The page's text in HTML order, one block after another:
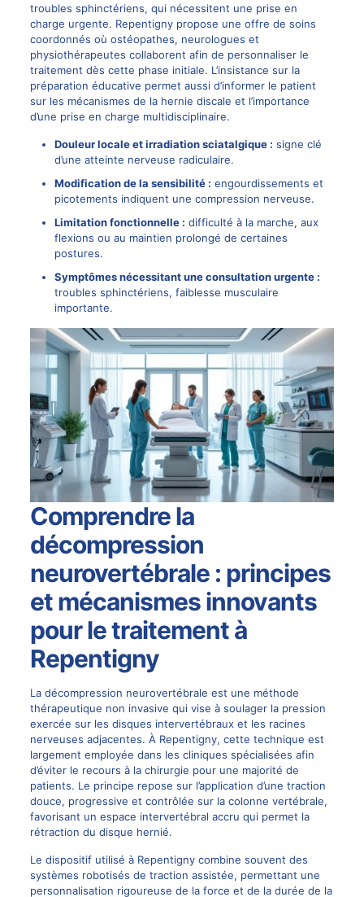
troubles sphinctériens, qui nécessitent une prise en
charge urgente. Repentigny propose une offre de soins
coordonnés où ostéopathes, neurologues et
physiothérapeutes collaborent afin de personnaliser le
traitement dès cette phase initiale. L’insistance sur la
préparation éducative permet aussi d’informer le patient
sur les mécanismes de la hernie discale et l’importance
d’une prise en charge multidisciplinaire.
Douleur locale et irradiation sciatalgique : signe clé
d’une atteinte nerveuse radiculaire.
Modification de la sensibilité : engourdissements et
picotements indiquent une compression nerveuse.
Limitation fonctionnelle : difficulté à la marche, aux
flexions ou au maintien prolongé de certaines
postures.
Symptômes nécessitant une consultation urgente :
troubles sphinctériens, faiblesse musculaire
importante.
Comprendre la
décompression
neurovertébrale : principes
et mécanismes innovants
pour le traitement à
Repentigny
La décompression neurovertébrale est une méthode
thérapeutique non invasive qui vise à soulager la pression
exercée sur les disques intervertébraux et les racines
nerveuses adjacentes. À Repentigny, cette technique est
largement employée dans les cliniques spécialisées afin
d’éviter le recours à la chirurgie pour une majorité de
patients. Le principe repose sur l’application d’une traction
douce, progressive et contrôlée sur la colonne vertébrale,
favorisant un espace intervertébral accru qui permet la
rétraction du disque hernié.
Le dispositif utilisé à Repentigny combine souvent des
systèmes robotisés de traction assistée, permettant une
personnalisation rigoureuse de la force et de la durée de la